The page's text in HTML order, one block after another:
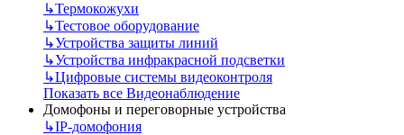
↳Термокожухи
↳Тестовое оборудование
↳Устройства защиты линий
↳Устройства инфракрасной подсветки
↳Цифровые системы видеоконтроля
Показать все Видеонаблюдение
Домофоны и переговорные устройства
↳IP-домофония